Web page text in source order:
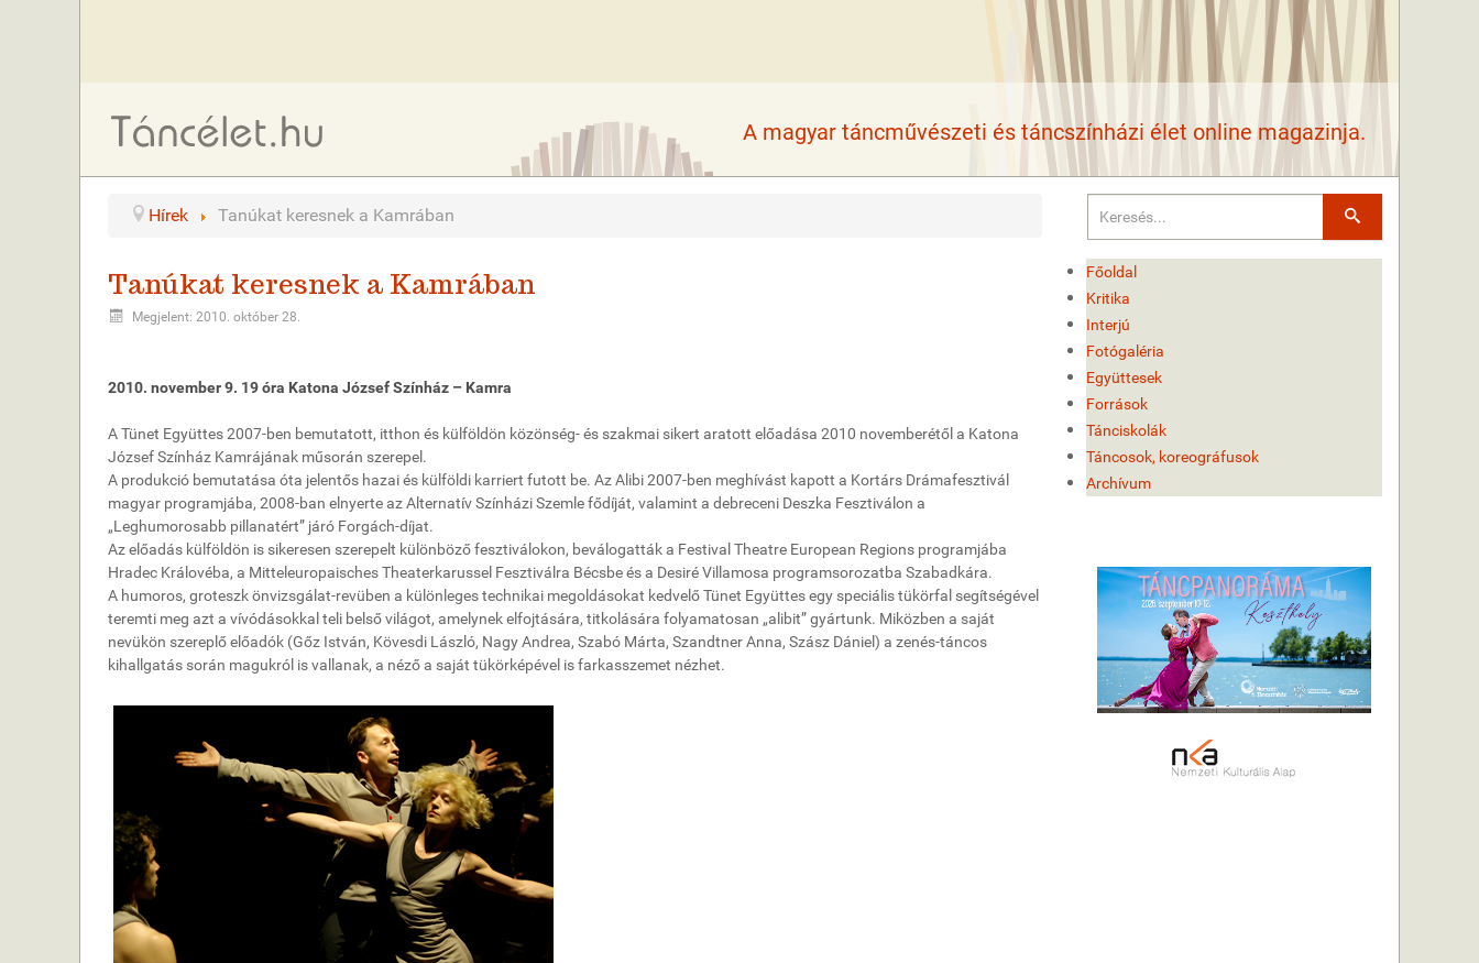
A magyar táncművészeti és táncszínházi élet online magazinja.
Hírek Tanúkat keresnek a Kamrában
Tanúkat keresnek a Kamrában
Megjelent: 2010. október 28.
2010. november 9. 19 óra Katona József Színház – Kamra
A Tünet Együttes 2007-ben bemutatott, itthon és külföldön közönség- és szakmai sikert aratott előadása 2010 novemberétől a Katona
József Színház Kamrájának műsorán szerepel.
A produkció bemutatása óta jelentős hazai és külföldi karriert futott be. Az Alibi 2007-ben meghívást kapott a Kortárs Drámafesztivál
magyar programjába, 2008-ban elnyerte az Alternatív Színházi Szemle fődíját, valamint a debreceni Deszka Fesztiválon a
„Leghumorosabb pillanatért” járó Forgách-díjat.
Az előadás külföldön is sikeresen szerepelt különböző fesztiválokon, beválogatták a Festival Theatre European Regions programjába
Hradec Královéba, a Mitteleuropaisches Theaterkarussel Fesztiválra Bécsbe és a Desiré Villamosa programsorozatba Szabadkára.
A humoros, groteszk önvizsgálat-revüben a különleges technikai megoldásokat kedvelő Tünet Együttes egy speciális tükörfal segítségével
teremti meg azt a vívódásokkal teli belső világot, amelynek elfojtására, titkolására folyamatosan „alibit” gyártunk. Miközben a saját
nevükön szereplő előadók (Gőz István, Kövesdi László, Nagy Andrea, Szabó Márta, Szandtner Anna, Szász Dániel) a zenés-táncos
kihallgatás során magukról is vallanak, a néző a saját tükörképével is farkasszemet nézhet.
Keresés
Főoldal
Kritika
Interjú
Fotógaléria
Együttesek
Források
Tánciskolák
Táncosok, koreográfusok
Archívum